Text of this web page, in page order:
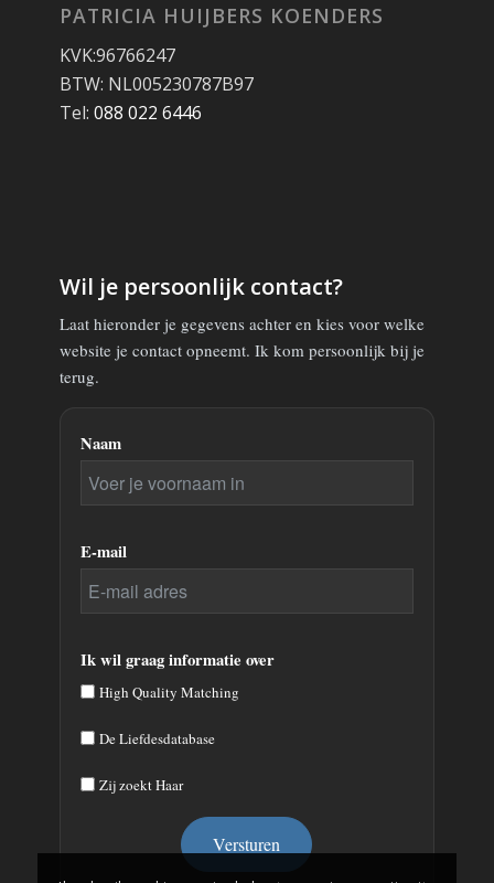
PATRICIA HUIJBERS KOENDERS
KVK:96766247
BTW: NL005230787B97
Tel: 088 022 6446
Wil je persoonlijk contact?
Laat hieronder je gegevens achter en kies voor welke
website je contact opneemt. Ik kom persoonlijk bij je
terug.
Naam
E-mail
Ik wil graag informatie over
High Quality Matching
De Liefdesdatabase
Zij zoekt Haar
Versturen